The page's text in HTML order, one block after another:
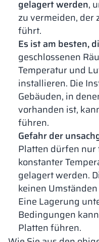
gelagert werden,
zu vermeiden, der
führt.
Es ist am besten,
geschlossenen
Temperatur und
installieren. Die
Gebäuden, in
vorhanden ist,
führen.
Gefahr der
Platten dürfen nur
konstanter
gelagert werden.
keinen
Eine Lagerung
Bedingungen
Platten führen.